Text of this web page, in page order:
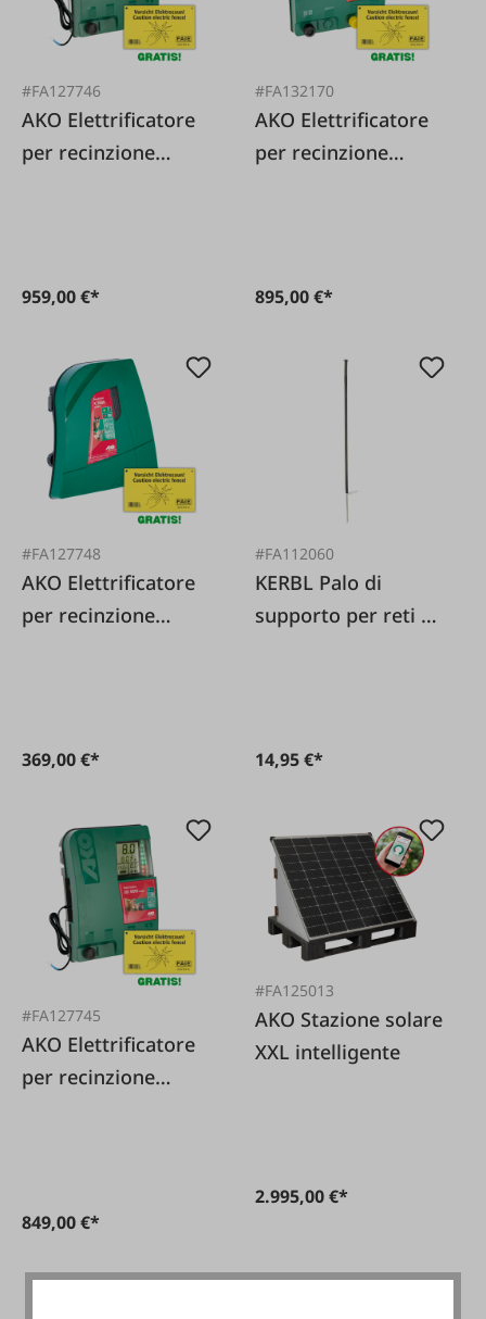
#FA127746
AKO Elettrificatore
per recinzione
959,00 €*
#FA132170
AKO Elettrificatore
per recinzione
895,00 €*
#FA127748
AKO Elettrificatore
per recinzione
369,00 €*
#FA112060
KERBL Palo di
supporto per reti da
14,95 €*
#FA127745
AKO Elettrificatore
per recinzione
849,00 €*
#FA125013
AKO Stazione solare
XXL intelligente
2.995,00 €*